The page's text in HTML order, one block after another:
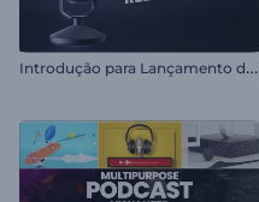
I
ntrodução para Lançamento de Podcast